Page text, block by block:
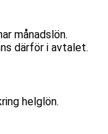
månadslön.
därför i avtalet.
helglön.